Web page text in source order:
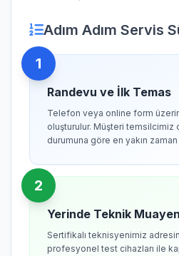
Adım Adım Servis
1
Randevu ve İlk Temas
Telefon veya online form
oluşturulur. Müşteri temsilcimiz
durumuna göre en yakın zaman
2
Yerinde Teknik
Sertifikalı teknisyenimiz
profesyonel test cihazları ile